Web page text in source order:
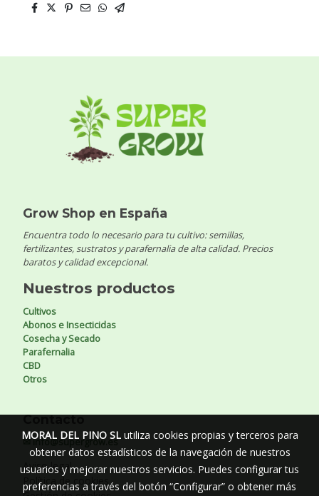
Grow Shop en España
Encuentra todo lo necesario para tu cultivo: semillas,
fertilizantes, sustratos y parafernalia de alta calidad. Precios
baratos y calidad excepcional.
Nuestros productos
Cultivos
Abonos e Insecticidas
Cosecha y Secado
Parafernalia
CBD
Otros
Contacto
✉ info@supergrow.es
Aviso legal
Política de cookies
MORAL DEL PINO SLutiliza cookies propias y terceros para
obtener datos estadísticos de la navegación de nuestros
usuarios y mejorar nuestros servicios. Puedes configurar tus
preferencias a través del botón “Configurar” o obtener más